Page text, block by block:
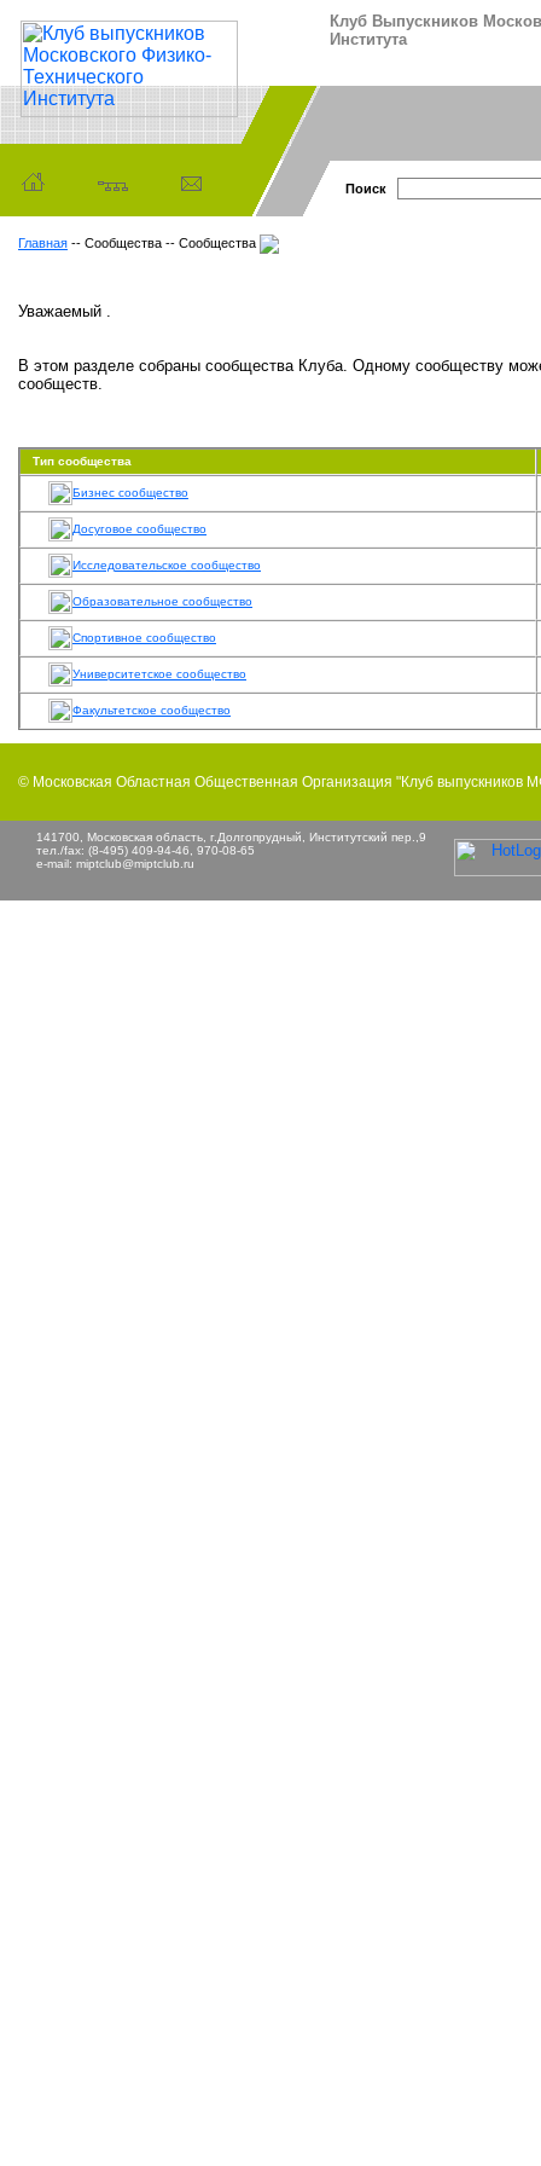
Клуб Выпускников
Института
Поиск
Главная -- Сообщества -- Сообщества
Уважаемый .
В этом разделе собраны сообщества Клуба. Одному сообществу
сообществ.
Тип сообщества
Бизнес сообщество
Досуговое сообщество
Исследовательское сообщество
Образовательное сообщество
Спортивное сообщество
Университетское сообщество
Факультетское сообщество
© Московская Областная Общественная Организация "Клуб выпускников
141700, Московская область, г.Долгопрудный, Институтский пер.,9
тел./fax: (8-495) 409-94-46, 970-08-65
e-mail: miptclub@miptclub.ru